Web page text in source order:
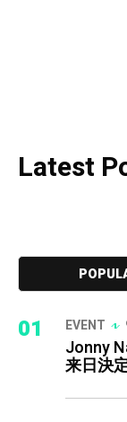
Latest
01 EVENT
Jonny
来日決